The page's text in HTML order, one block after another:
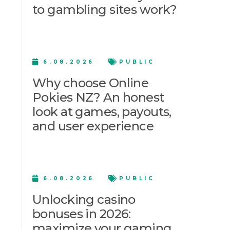
to gambling sites work?
6.08.2026 PUBLIC
Why choose Online
Pokies NZ? An honest
look at games, payouts,
and user experience
6.08.2026 PUBLIC
Unlocking casino
bonuses in 2026: